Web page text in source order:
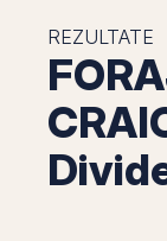
REZULTATE